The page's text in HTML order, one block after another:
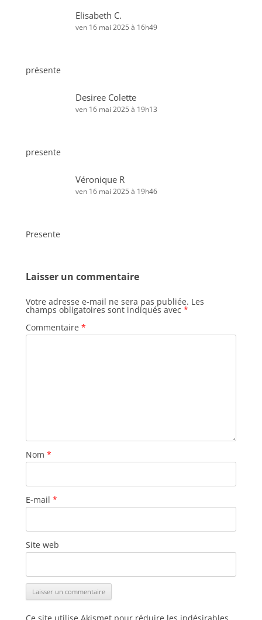
Elisabeth C.
ven 16 mai 2025 à 16h49
présente
Desiree Colette
ven 16 mai 2025 à 19h13
presente
Véronique R
ven 16 mai 2025 à 19h46
Presente
Laisser un commentaire
Votre adresse e-mail ne sera pas publiée. Les
champs obligatoires sont indiqués avec *
Commentaire *
Nom *
E-mail *
Site web